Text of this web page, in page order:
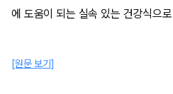
에 도움이 되는 실속 있는 건강식으
[원문 보기]